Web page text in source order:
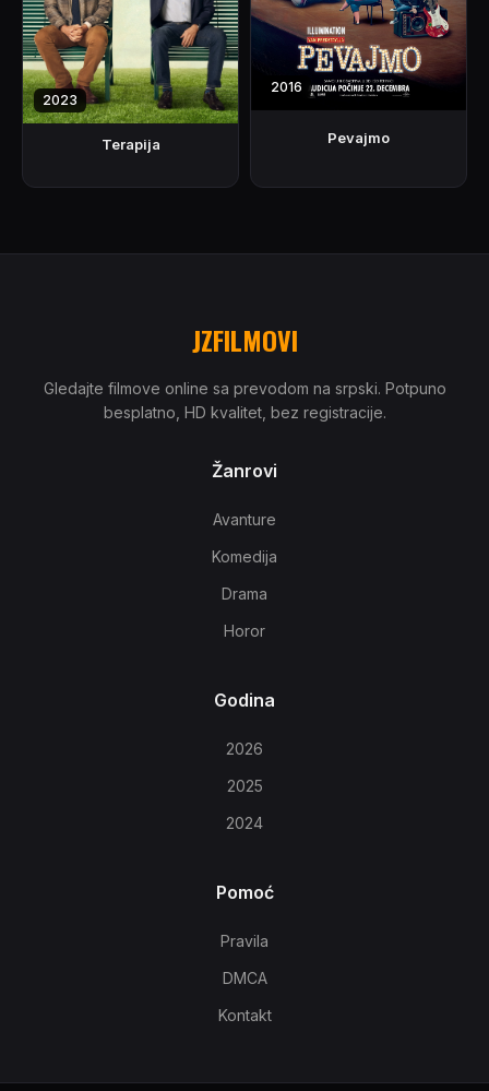
2023
Terapija
2016
Pevajmo
JZFILMOVI
Gledajte filmove online sa prevodom na srpski. Potpuno
besplatno, HD kvalitet, bez registracije.
Žanrovi
Avanture
Komedija
Drama
Horor
Godina
2026
2025
2024
Pomoć
Pravila
DMCA
Kontakt